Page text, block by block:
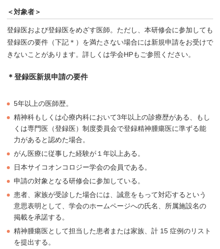
＜対象者＞
登録医および登録医をめざす医師。ただし、本研修会に参加しても
登録医の要件（下記＊）を満たさない場合には新規申請をお受けで
きないことがあります。詳しくは学会HPもご参照ください。
＊登録医新規申請の要件
5年以上の医師歴。
精神科もしくは心療内科において3年以上の診療歴がある、もし
くは専門医（登録医）制度委員会で登録精神腫瘍医に準ずる能
力があると認めた場合。
がん医療に従事した経験が１年以上ある。
日本サイコオンコロジー学会の会員である。
申請の対象となる研修会に参加している。
患者、家族が受診した場合には、誠意をもって対応するという
意思表明として、学会のホームページへの氏名、所属施設名の
掲載を承諾する。
精神腫瘍医として担当した患者または家族、計 15 症例のリスト
を提出する。